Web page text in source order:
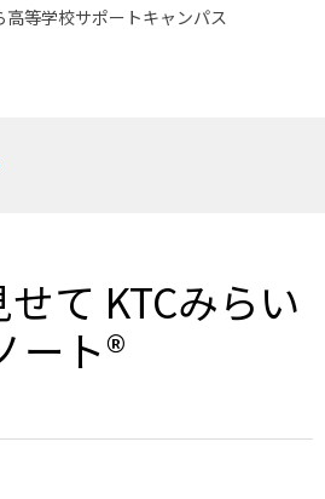
等学校サポートキャンパス
て KTCみらい
ート®